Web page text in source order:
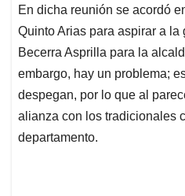
En dicha reunión se acordó
Quinto Arias para aspirar a la
Becerra Asprilla para la
embargo, hay un problema;
despegan, por lo que al
alianza con los tradicionales
departamento.